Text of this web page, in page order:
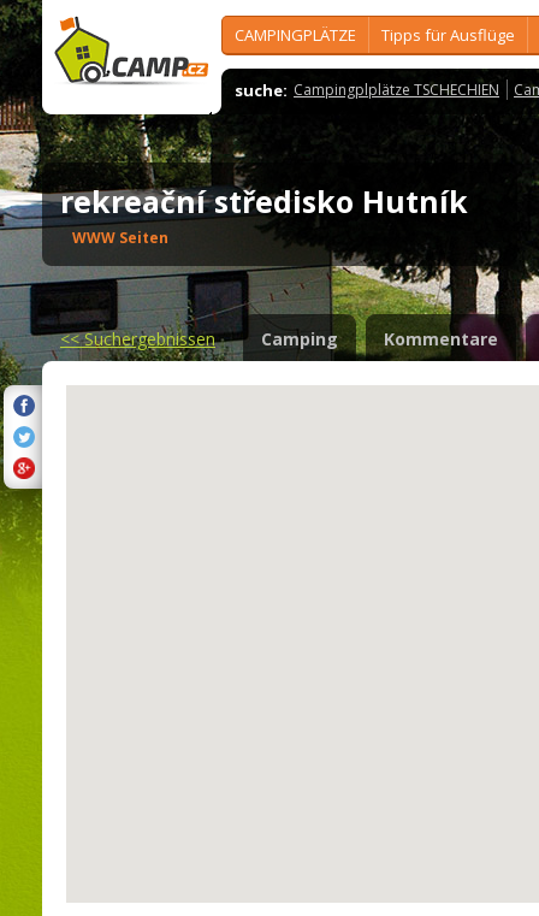
CAMPINGPLÄTZE Tipps für Ausflüge
suche: Campingplplätze TSCHECHIEN
rekreační středisko Hutník
WWW Seiten
<<Suchergebnissen Camping Kommentare